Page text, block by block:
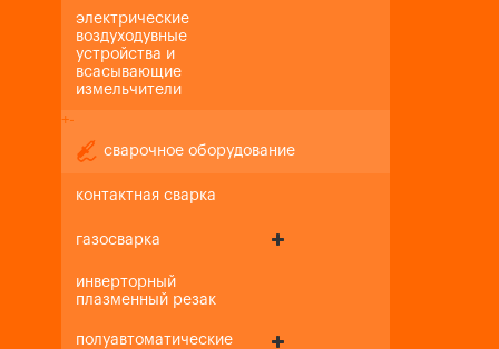
электрические
воздуходувные
устройства и
всасывающие
измельчители
+-
сварочное оборудование
контактная сварка
газосварка
инверторный
плазменный резак
полуавтоматические